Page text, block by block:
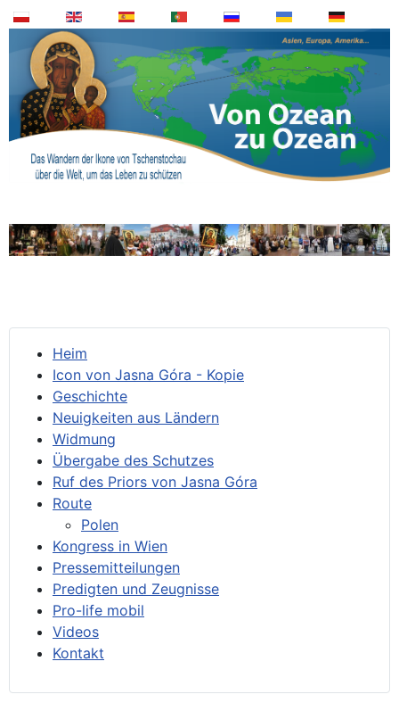
Heim
Icon von Jasna Góra - Kopie
Geschichte
Neuigkeiten aus Ländern
Widmung
Übergabe des Schutzes
Ruf des Priors von Jasna Góra
Route
Polen
Kongress in Wien
Pressemitteilungen
Predigten und Zeugnisse
Pro-life mobil
Videos
Kontakt